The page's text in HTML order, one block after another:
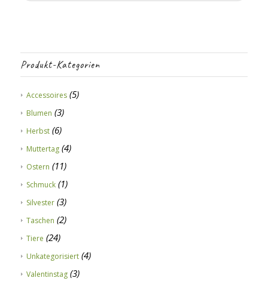
Produkt-Kategorien
Accessoires (5)
Blumen (3)
Herbst (6)
Muttertag (4)
Ostern (11)
Schmuck (1)
Silvester (3)
Taschen (2)
Tiere (24)
Unkategorisiert (4)
Valentinstag (3)